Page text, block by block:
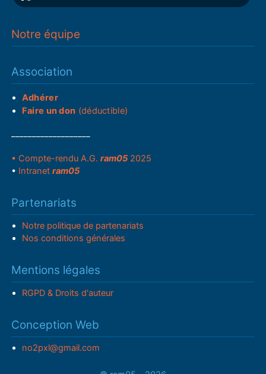
Notre équipe
Association
Adhérer
Faire un don (déductible)
• Compte-rendu A.G.ram05 2025
• Intranetram05
Partenariats
Notre politique de partenariats
Nos conditions générales
Mentions légales
RGPD & Droits d'auteur
Conception Web
no2pxl@gmail.com